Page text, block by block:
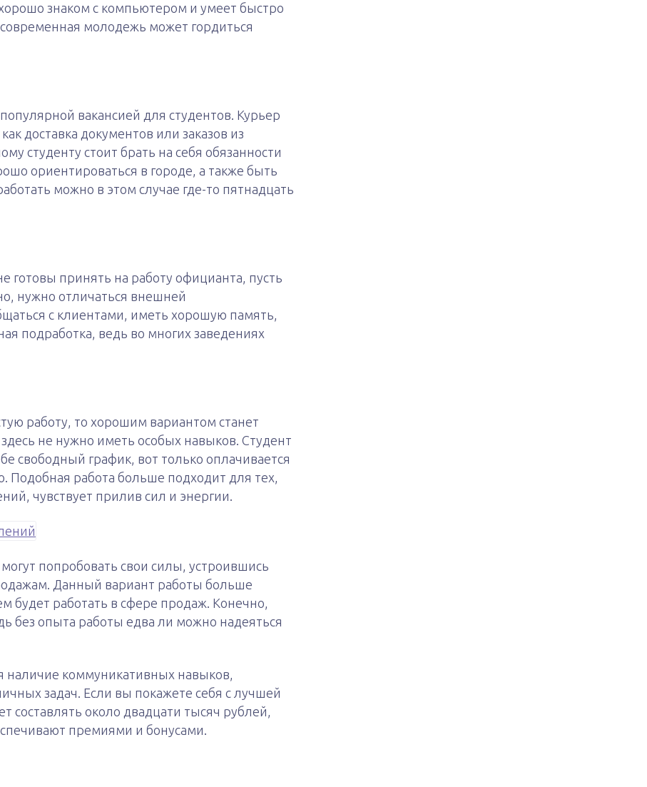
знаком с компьютером и умеет быстро
молодежь может гордиться
вакансией для студентов. Курьер
доставка документов или заказов из
студенту стоит брать на себя обязанности
ориентироваться в городе, а также быть
можно в этом случае где-то пятнадцать
готовы принять на работу официанта, пусть
нужно отличаться внешней
с клиентами, иметь хорошую память,
подработка, ведь во многих заведениях
работу, то хорошим вариантом станет
не нужно иметь особых навыков. Студент
свободный график, вот только оплачивается
Подобная работа больше подходит для тех,
чувствует прилив сил и энергии.
попробовать свои силы, устроившись
Данный вариант работы больше
будет работать в сфере продаж. Конечно,
без опыта работы едва ли можно надеяться
коммуникативных навыков,
задач. Если вы покажете себя с лучшей
составлять около двадцати тысяч рублей,
премиями и бонусами.